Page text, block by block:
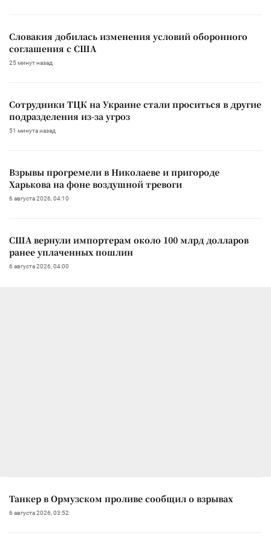
Словакия добилась изменения условий оборонного
соглашения с США
25 минут назад
Сотрудники ТЦК на Украине стали проситься в другие
подразделения из-за угроз
51 минута назад
Взрывы прогремели в Николаеве и пригороде
Харькова на фоне воздушной тревоги
6 августа 2026, 04:10
США вернули импортерам около 100 млрд долларов
ранее уплаченных пошлин
6 августа 2026, 04:00
Танкер в Ормузском проливе сообщил о взрывах
6 августа 2026, 03:52